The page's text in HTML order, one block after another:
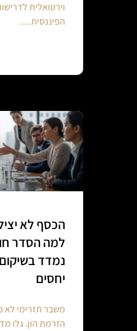
וירטואלית
הפיננסית.…
הכסף לא
למה הסדר
נמדד
יחסים
משבר תזרימי לא
הזרמת הון. גלו